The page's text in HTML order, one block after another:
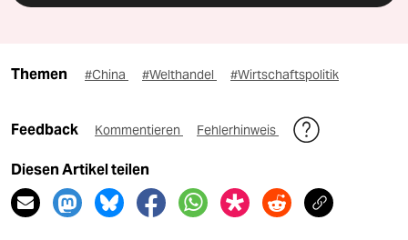
Themen #China #Welthandel #Wirtschaftspolitik
Feedback Kommentieren Fehlerhinweis
Diesen Artikel teilen